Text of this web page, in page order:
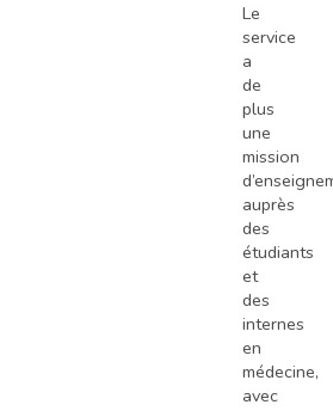
Le
service
a
de
plus
une
mission
auprès
des
étudiants
et
des
internes
en
médecine,
avec